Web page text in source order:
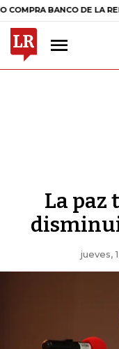
BANCO DE LA REPÚBLICA
La paz
jueves,